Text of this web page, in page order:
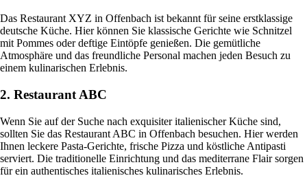
Das Restaurant XYZ in Offenbach ist bekannt für seine erstklassige
deutsche Küche. Hier können Sie klassische Gerichte wie Schnitzel
mit Pommes oder deftige Eintöpfe genießen. Die gemütliche
Atmosphäre und das freundliche Personal machen jeden Besuch zu
einem kulinarischen Erlebnis.
2. Restaurant ABC
Wenn Sie auf der Suche nach exquisiter italienischer Küche sind,
sollten Sie das Restaurant ABC in Offenbach besuchen. Hier werden
Ihnen leckere Pasta-Gerichte, frische Pizza und köstliche Antipasti
serviert. Die traditionelle Einrichtung und das mediterrane Flair sorgen
für ein authentisches italienisches kulinarisches Erlebnis.